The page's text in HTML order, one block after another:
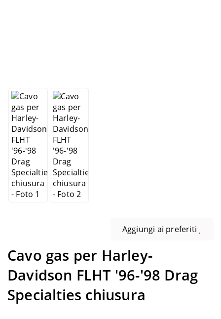
Aggiungi ai preferiti
Cavo gas per Harley-
Davidson FLHT '96-'98 Drag
Specialties chiusura